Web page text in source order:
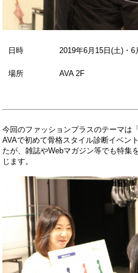
日時 2019年6月15日(土)・
場所 AVA 2F
今回のファッションプラスのテーマは
AVAで初めて骨格スタイル診断イベン
たが、雑誌やWebマガジン等でも特集
じます。